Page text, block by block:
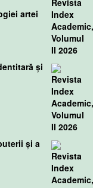
artei
și
și a